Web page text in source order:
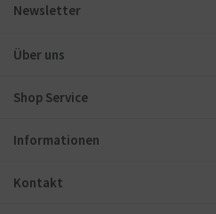
Newsletter
Über uns
Shop Service
Informationen
Kontakt